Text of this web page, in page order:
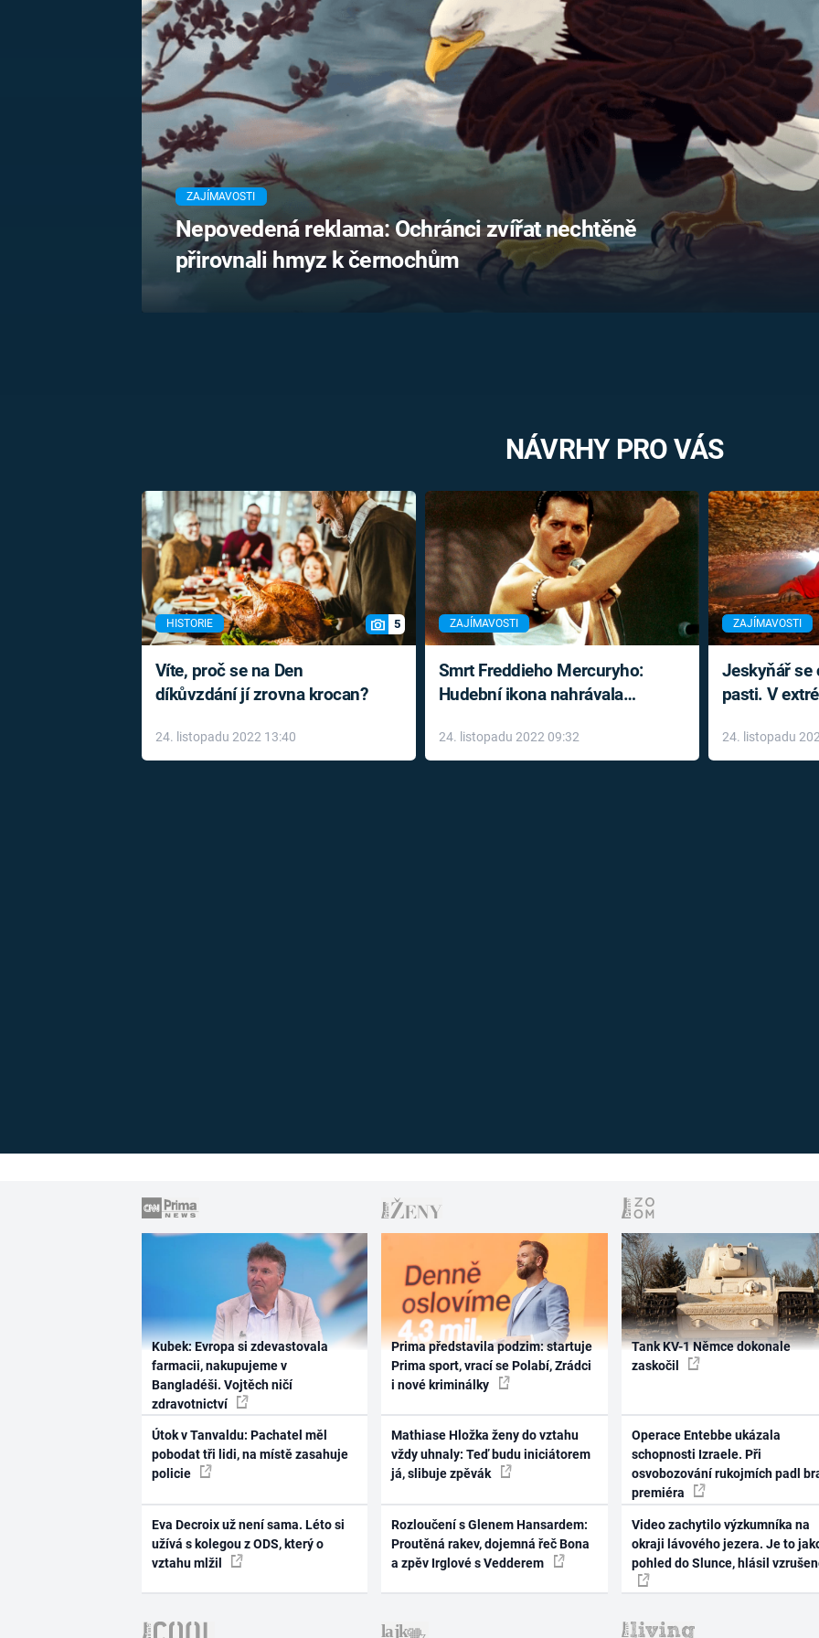
PRVNÍ SVĚTOVÁ
MARIE TEREZIE
NAPOLEON
BONAPARTE
BRITSKÁ
KRÁLOVSKÁ
RODINA
UFO A
MIMOZEMŠŤANÉ
UTAJENÉ PŘÍBĚHY
ČESKÝCH DĚJIN
ALTERNATIVNÍ
HISTORIE
REALITA
HORORY
REALITA
OPTICKÉ
KLAMY
ZAJÍMAVOSTI
Nepovedená reklama: Ochránci zvířat nechtěně
přirovnali hmyz k černochům
NÁVRHY PRO VÁS
HISTORIE 5
Víte, proč se na Den
díkůvzdání jí zrovna krocan?
24. listopadu 2022 13:40
ZAJÍMAVOSTI
Smrt Freddieho Mercuryho:
Hudební ikona nahrávala
léky
24. listopadu 2022 09:32
ZAJÍMAVOSTI
Jeskyňář se
pasti. V
24. listopadu
Kubek: Evropa si zdevastovala
farmacii, nakupujeme v
Bangladéši. Vojtěch ničí
zdravotnictví
Útok v Tanvaldu: Pachatel měl
pobodat tři lidi, na místě zasahuje
policie
Eva Decroix už není sama. Léto si
užívá s kolegou z ODS, který o
vztahu mlžil
Prima představila podzim: startuje
Prima sport, vrací se Polabí, Zrádci
i nové kriminálky
Mathiase Hložka ženy do vztahu
vždy uhnaly: Teď budu iniciátorem
já, slibuje zpěvák
Rozloučení s Glenem Hansardem:
Proutěná rakev, dojemná řeč Bona
a zpěv Irglové s Vedderem
Tank KV-1 Němce dokonale
zaskočil
Operace Entebbe ukázala
schopnosti Izraele. Při
osvobozování rukojmích padl
premiéra
Video zachytilo výzkumníka na
okraji lávového jezera. Je to
pohled do Slunce, hlásil